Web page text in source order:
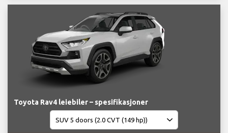
Toyota Rav4 leiebiler – spesifikasjoner